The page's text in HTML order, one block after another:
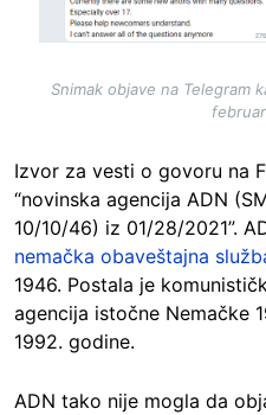
Snimak objave na Telegram
Izvor za vesti o govoru na
“novinska agencija ADN
10/10/46) iz 01/28/2021”.
nemačka obaveštajna
1946. Postala je
agencija istočne Nemačke
1992. godine.
ADN tako nije mogla da